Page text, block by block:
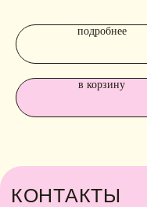
подробнее
в корзину